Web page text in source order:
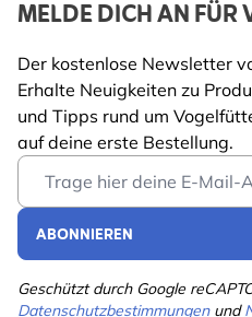
MELDE DICH AN FÜR
Der kostenlose Newsletter
Erhalte Neuigkeiten zu
und Tipps rund um
auf deine erste Bestellung.
Email Address
ABONNIEREN
Geschützt durch Google
Datenschutzbestimmungenund